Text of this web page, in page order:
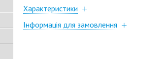
Характеристики
Інформація для замовлення